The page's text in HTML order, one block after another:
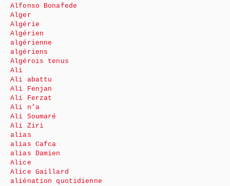
Alfonso Bonafede
Alger
Algérie
Algérien
algérienne
algériens
Algérois tenus
Ali
Ali abattu
Ali Fenjan
Ali Ferzat
Ali n’a
Ali Soumaré
Ali Ziri
alias
alias Cafca
alias Damien
Alice
Alice Gaillard
aliénation quotidienne